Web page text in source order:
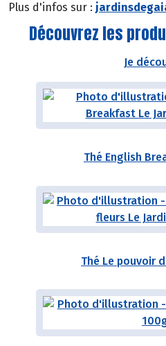
Plus d'infos sur :
Découvrez les
Je
Thé English
Thé Le pouvoir